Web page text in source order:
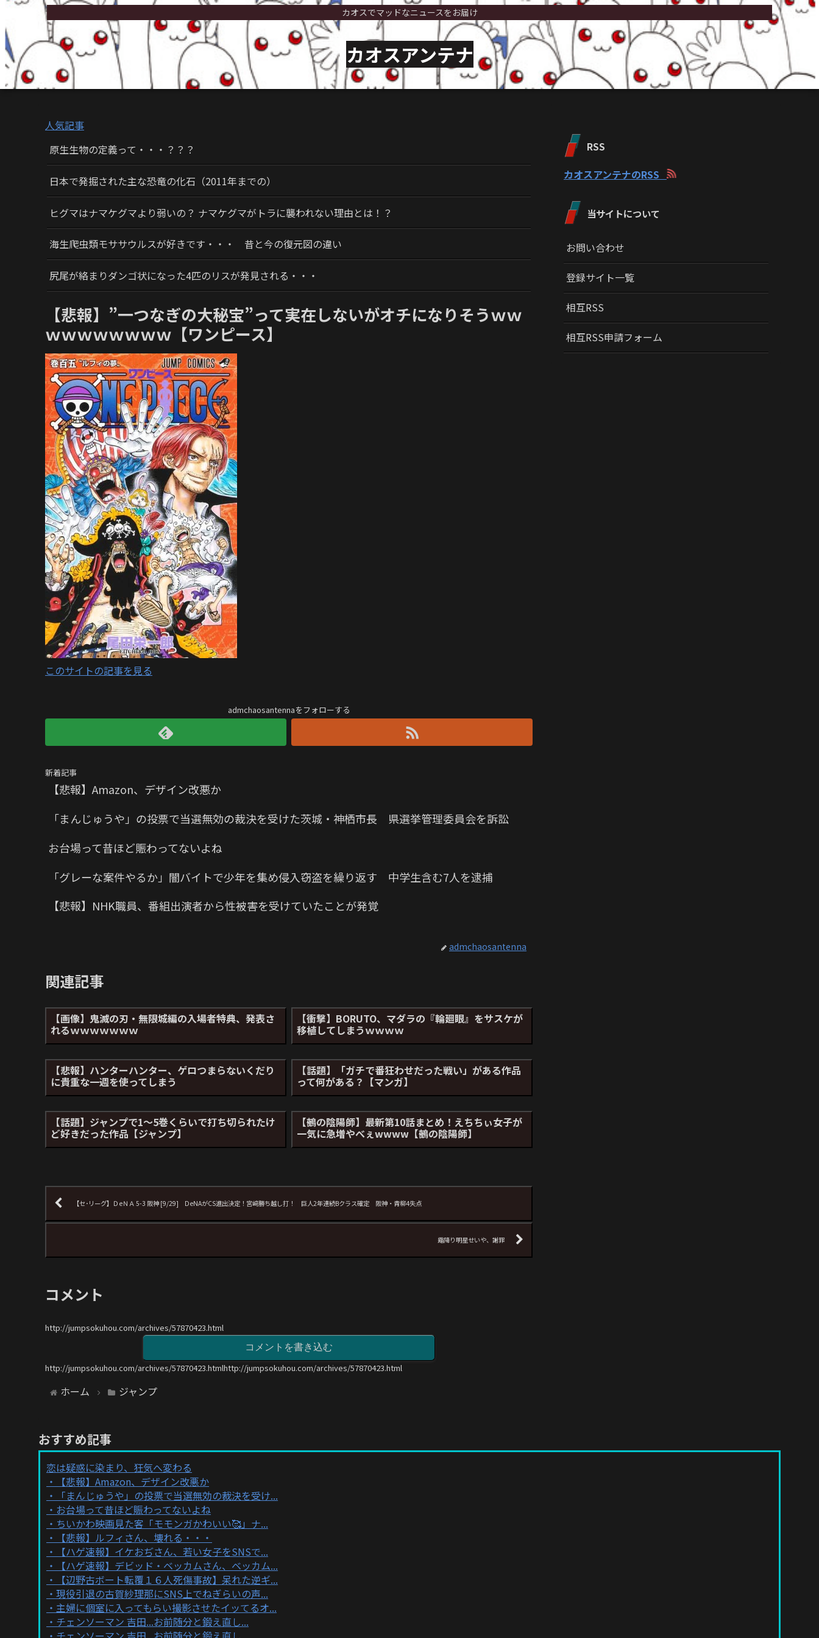
カオスでマッドなニュースをお届け
カオスアンテナ
人気記事
原生生物の定義って・・・？？？
日本で発掘された主な恐竜の化石（2011年までの）
ヒグマはナマケグマより弱いの？ ナマケグマがトラに襲われない理由とは！？
海生爬虫類モササウルスが好きです・・・ 昔と今の復元図の違い
尻尾が絡まりダンゴ状になった4匹のリスが発見される・・・
【悲報】”一つなぎの大秘宝”って実在しないがオチになりそうｗｗ
ｗｗｗｗｗｗｗｗ【ワンピース】
このサイトの記事を見る
admchaosantennaをフォローする
新着記事
【悲報】Amazon、デザイン改悪か
「まんじゅうや」の投票で当選無効の裁決を受けた茨城・神栖市長 県選挙管理委員会を訴訟
お台場って昔ほど賑わってないよね
「グレーな案件やるか」闇バイトで少年を集め侵入窃盗を繰り返す 中学生含む7人を逮捕
【悲報】NHK職員、番組出演者から性被害を受けていたことが発覚
admchaosantenna
関連記事
【画像】鬼滅の刃・無限城編の入場者特典、発表さ
れるｗｗｗｗｗｗｗ
【衝撃】BORUTO、マダラの『輪廻眼』をサスケが
移植してしまうｗｗｗｗ
【悲報】ハンターハンター、ゲロつまらないくだり
に貴重な一週を使ってしまう
【話題】「ガチで番狂わせだった戦い」がある作品
って何がある？【マンガ】
【話題】ジャンプで1〜5巻くらいで打ち切られたけ
ど好きだった作品【ジャンプ】
【鵺の陰陽師】最新第10話まとめ！えちちぃ女子が
一気に急増やべぇwwww【鵺の陰陽師】
【セ･リーグ】ＤeＮＡ 5-3 阪神 [9/29] DeNAがCS進出決定！宮﨑勝ち越し打！ 巨人2年連続Bクラス確定 阪神・青柳4失点
霜降り明星せいや、謝罪
コメント
http://jumpsokuhou.com/archives/57870423.html
コメントを書き込む
http://jumpsokuhou.com/archives/57870423.htmlhttp://jumpsokuhou.com/archives/57870423.html
ホーム ジャンプ
RSS
カオスアンテナのRSS
当サイトについて
お問い合わせ
登録サイト一覧
相互RSS
相互RSS申請フォーム
おすすめ記事
恋は疑惑に染まり、狂気へ変わる
【悲報】Amazon、デザイン改悪か
「まんじゅうや」の投票で当選無効の裁決を受け...
お台場って昔ほど賑わってないよね
ちいかわ映画見た客「モモンガかわいい🥰」ナ...
【悲報】ルフィさん、壊れる・・・
【ハゲ速報】イケおぢさん、若い女子をSNSで...
【ハゲ速報】デビッド・ベッカムさん、ベッカム...
【辺野古ボート転覆１６人死傷事故】呆れた逆ギ...
現役引退の古賀紗理那にSNS上でねぎらいの声...
主婦に個室に入ってもらい撮影させたイッてるオ...
チェンソーマン 吉田...お前随分と鍛え直し...